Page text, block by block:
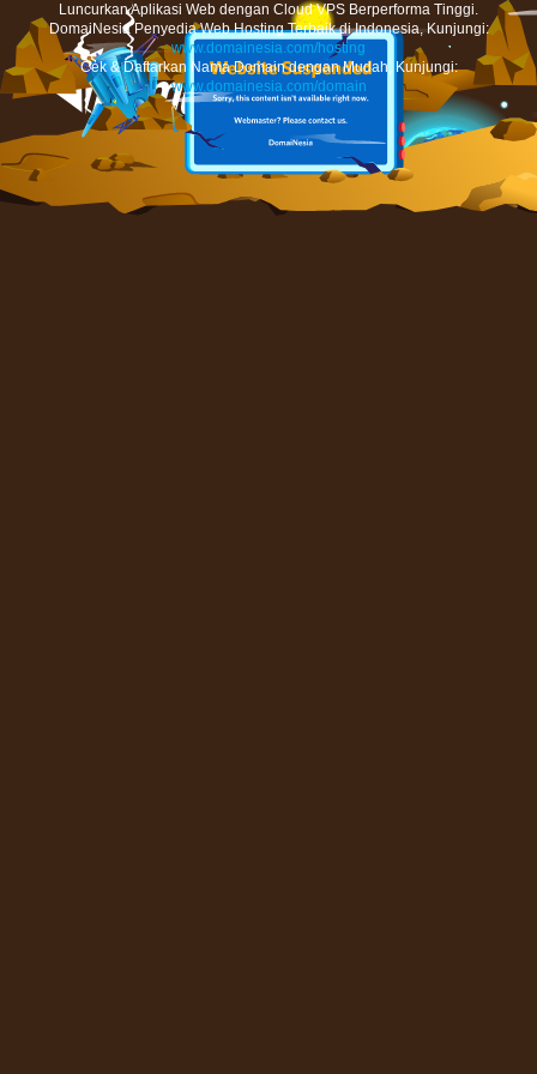
Luncurkan Aplikasi Web dengan Cloud VPS Berperforma Tinggi.
DomaiNesia Penyedia Web Hosting Terbaik di Indonesia, Kunjungi:
www.domainesia.com/hosting
Cek & Daftarkan Nama Domain dengan Mudah, Kunjungi:
www.domainesia.com/domain